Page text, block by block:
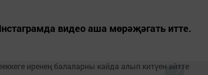
видео аша мөрәҗәгать итте.